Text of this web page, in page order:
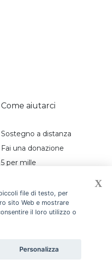
Come aiutarci
Sostegno a distanza
Fai una donazione
5 per mille
Diventa volontario
Biglietti e bomboniere
solidali
file di testo, per
sito Web e mostrare
il loro utilizzo o
X
Personalizza